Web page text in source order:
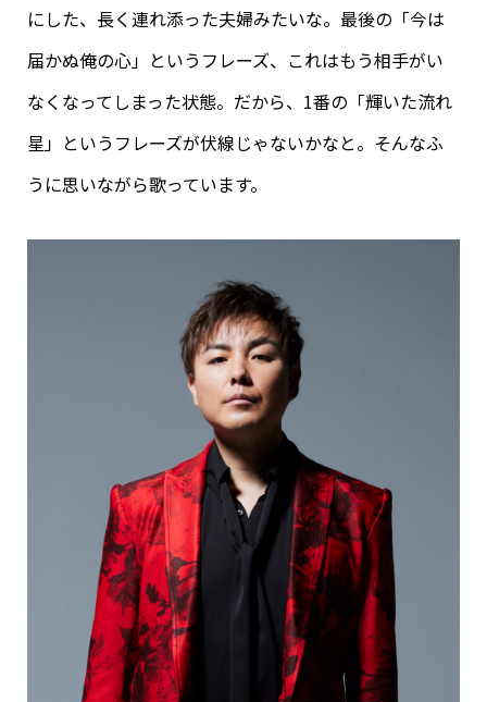
にした、長く連れ添った夫婦みたいな。最後の「今は
届かぬ俺の心」というフレーズ、これはもう相手がい
なくなってしまった状態。だから、1番の「輝いた流れ
星」というフレーズが伏線じゃないかなと。そんなふ
うに思いながら歌っています。